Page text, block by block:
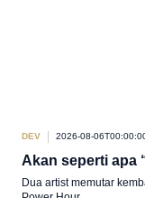
DEV 2026-08-
Akan seperti apa
Dua artist memutar